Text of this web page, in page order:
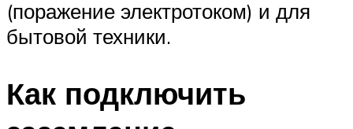
(поражение электротоком) и для
бытовой техники.
Как подключить